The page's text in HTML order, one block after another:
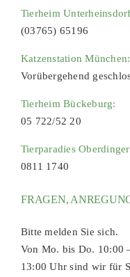
Tierheim
(03765) 65196
Katzenstation München:
Vorübergehend
Tierheim Bückeburg:
05 722/52 20
Tierparadies
0811 1740
FRAGEN,
Bitte melden Sie sich.
Von Mo. bis Do. 10:00
13:00 Uhr sind wir für